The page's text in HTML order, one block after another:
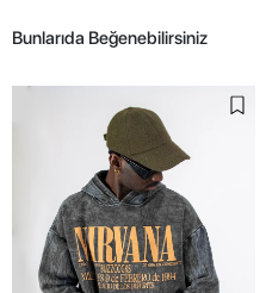
Bunlarıda Beğenebilirsiniz